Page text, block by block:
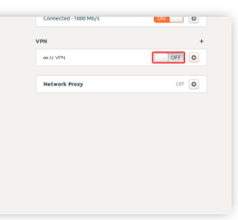
ee.tz VPN